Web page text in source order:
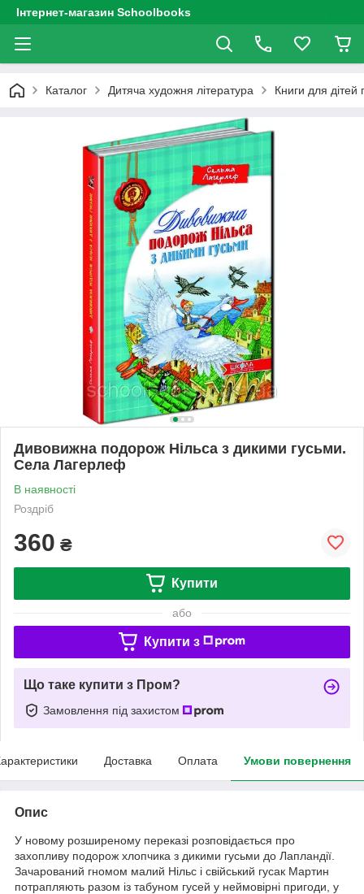
Інтернет-магазин Schoolbooks
Каталог Дитяча художня література Книги для дітей
Дивовижна подорож Нільса з дикими гусьми.
Села Лагерлеф
В наявності
Роздріб
360 ₴
Купити
або
Купити з
Що таке купити з Пром?
Замовлення під захистом
Доставка Оплата Умови повернення
Опис
У новому розширеному переказі розповідається про
захопливу подорож хлопчика з дикими гусьми до Лапландії.
Зачарований гномом малий Нільс і свійський гусак Мартин
потрапляють разом із табуном гусей у неймовірні пригоди, у